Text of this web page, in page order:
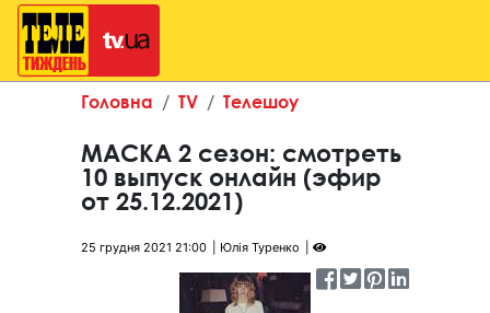
Головна TV Телешоу
МАСКА 2 сезон: смотреть
10 выпуск онлайн (эфир
от 25.12.2021)
25 грудня 2021 21:00 Юлія Туренко